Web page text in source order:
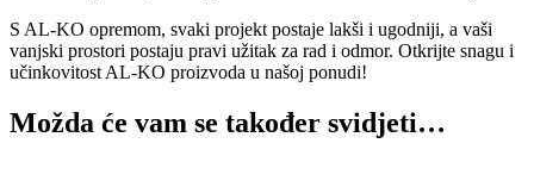
S AL-KO opremom, svaki projekt postaje lakši i ugodniji, a vaši
vanjski prostori postaju pravi užitak za rad i odmor. Otkrijte snagu i
učinkovitost AL-KO proizvoda u našoj ponudi!
Možda će vam se također svidjeti…